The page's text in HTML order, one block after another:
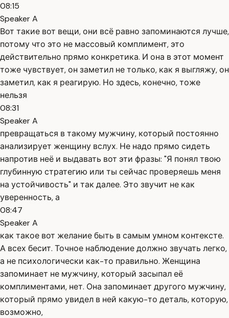
08:15
Speaker A
Вот такие вот вещи, они всё равно запоминаются лучше,
потому что это не массовый комплимент, это
действительно прямо конкретика. И она в этот момент
тоже чувствует, он заметил не только, как я выгляжу, он
заметил, как я реагирую. Но здесь, конечно, тоже
нельзя
08:31
Speaker A
превращаться в такому мужчину, который постоянно
анализирует женщину вслух. Не надо прямо сидеть
напротив неё и выдавать вот эти фразы: "Я понял твою
глубинную стратегию или ты сейчас проверяешь меня
на устойчивость" и так далее. Это звучит не как
уверенность, а
08:47
Speaker A
как такое вот желание быть в самым умном контексте.
А всех бесит. Точное наблюдение должно звучать легко,
а не психологически как-то правильно. Женщина
запоминает не мужчину, который засыпал её
комплиментами, нет. Она запоминает другого мужчину,
который прямо увидел в ней какую-то деталь, которую,
возможно,